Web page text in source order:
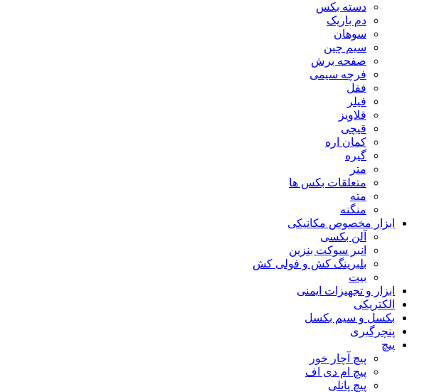
دسته بکس
دم باریک
سوهان
سیم چین
صفحه برش
فرچه سیمی
ففل
فیلر
قلاویز
قیچی
کمان اره
گیره
متر
متعلقات بکس ها
مته
منگنه
ابزار مخصوص مکانیکی
آلن بکسی
انبر سوکت بنزین
بلبرینگ کش و فولی کش
بیت
ابزار و تجهیزات ایمنی
الکتریکی
بکسل و سیم بکسل
پنچرگیری
پیچ
پیچ آچار خور
پیچ ام دی اف
پیچ پانلی